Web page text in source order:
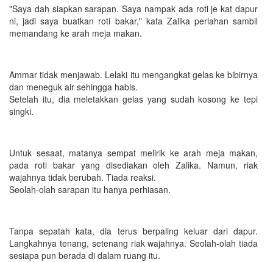
"Saya dah siapkan sarapan. Saya nampak ada roti je kat dapur
ni, jadi saya buatkan roti bakar," kata Zalika perlahan sambil
memandang ke arah meja makan.
Ammar tidak menjawab. Lelaki itu mengangkat gelas ke bibirnya
dan meneguk air sehingga habis.
Setelah itu, dia meletakkan gelas yang sudah kosong ke tepi
singki.
Untuk sesaat, matanya sempat melirik ke arah meja makan,
pada roti bakar yang disediakan oleh Zalika. Namun, riak
wajahnya tidak berubah. Tiada reaksi.
Seolah-olah sarapan itu hanya perhiasan.
Tanpa sepatah kata, dia terus berpaling keluar dari dapur.
Langkahnya tenang, setenang riak wajahnya. Seolah-olah tiada
sesiapa pun berada di dalam ruang itu.